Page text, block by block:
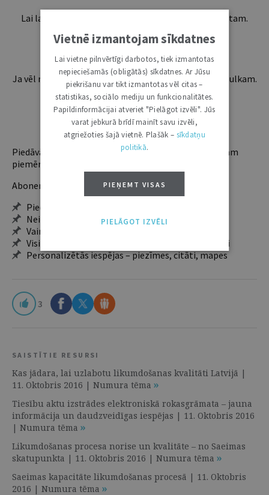
Lai lasītu šo rakstu tālāk, Tev jābūt žurnāla abonentam.
Ja vēl neesi abonents, aicinām pievienoties lasītāju pulkam.
Iegūsi tūlītēju piekļuvi digitālajam saturam!
ABONĒT
Piedāvājam trīs abonementu veidus. Vienam lietotājam
piemērotākais ir "Mazais" (3, 6 un 12 mēnešiem).
Abonentu ieguvumi:
Pieeja jaunākajam izdevumam
Neierobežota pieeja arhīvam – 24 h/7 d.
Vairāk nekā 18 000 rakstu un 2000 autoru
Visi tematiskie numuri un ikgadējie grāmatžurnāli
Personalizētās iespējas – piezīmes, citāti, mapes
3
SAISTĪTIE RESURSI
Kas jādara, lai uzlabotu likumdošanas kvalitāti Latvijā |
11. Oktobris 2016 | Numura tēma
Tiesību aktu izstrādes elektroniskā rokasgrāmata – jauna
informācija un daudzveidīgas iespējas | 11. Oktobris 2016
| Numura tēma
Likumdošanas procesa norise un kvalitāte – no Saeimas
skatupunkta | 11. Oktobris 2016 | Numura tēma
Saeimas kapacitāte likumdošanas procesā | 11. Oktobris
2016 | Numura tēma
Vietnē izmantojam sīkdatnes
Lai vietne pilnvērtīgi darbotos, tiek izmantotas
nepieciešamās (obligātās) sīkdatnes. Ar Jūsu
piekrišanu var tikt izmantotas vēl citas –
statistikas, sociālo mediju un funkcionalitātes.
Papildinformācijai atveriet "Pielāgot izvēli". Jūs
varat jebkurā brīdī mainīt savu izvēli,
atgriežoties šajā vietnē. Plašāk – sīkdatņu
politikā.
PIEŅEMT VISAS
PIELĀGOT IZVĒLI